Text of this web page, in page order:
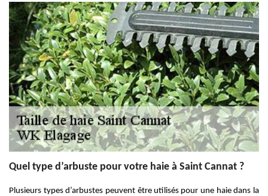
Quel type d’arbuste pour votre haie à Saint Cannat ?
Plusieurs types d’arbustes peuvent être utilisés pour une haie dans la